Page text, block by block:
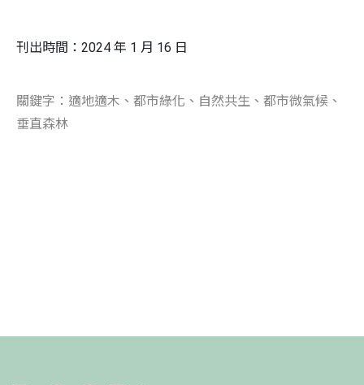
刊出時間：2024 年 1 月 16 日
關鍵字：適地適木、都市綠化、自然共生、都市微氣候、
垂直森林